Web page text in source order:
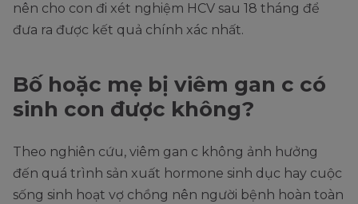
nên cho con đi xét nghiệm HCV sau 18 tháng để
đưa ra được kết quả chính xác nhất.
Bố hoặc mẹ bị viêm gan c có
sinh con được không?
Theo nghiên cứu, viêm gan c không ảnh hưởng
đến quá trình sản xuất hormone sinh dục hay cuộc
sống sinh hoạt vợ chồng nên người bệnh hoàn toàn